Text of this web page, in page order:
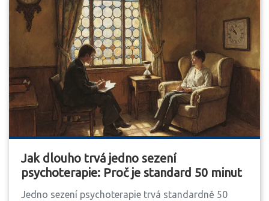
Jak dlouho trvá jedno sezení
psychoterapie: Proč je standard 50 minut
Jedno sezení psychoterapie trvá standardně 50